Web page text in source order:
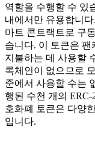
역할을 수행할 수 있
내에서만 유용합니
마트 콘트랙트로 구
습니다. 이 토큰은
지불하는 데 사용할
록체인이 없으므로
준에서 사용할 수는
행된 수천 개의
호화폐 토큰은 다양
입니다.